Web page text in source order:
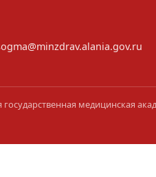
медицинская